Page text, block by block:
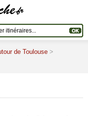
de Toulouse >